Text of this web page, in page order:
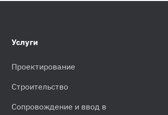
Услуги
Проектирование
Строительство
Сопровождение и ввод в